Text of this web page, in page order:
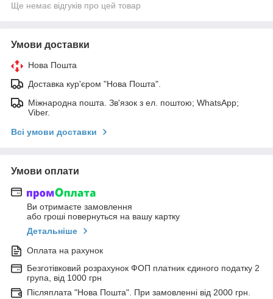
Ще немає відгуків про цей товар
Умови доставки
Нова Пошта
Доставка кур'єром "Нова Пошта".
Міжнародна пошта. Зв'язок з ел. поштою; WhatsApp;
Viber.
Всі умови доставки
Умови оплати
Ви отримаєте замовлення
або гроші повернуться на вашу картку
Детальніше
Оплата на рахунок
Безготівковий розрахунок ФОП платник єдиного податку 2
група, від 1000 грн
Післяплата "Нова Пошта". При замовленні від 2000 грн.